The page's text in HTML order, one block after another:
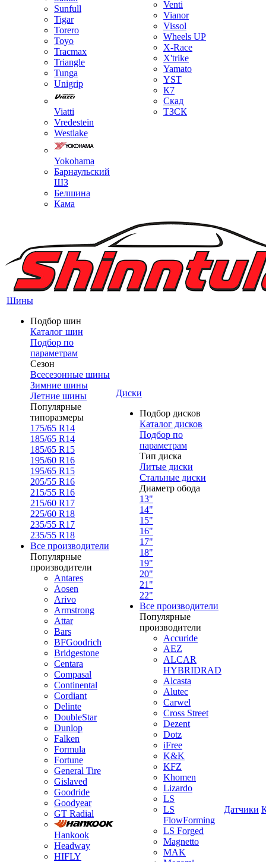
Sunfull
Tigar
Torero
Toyo
Tracmax
Triangle
Tunga
Unigrip
Viatti
Vredestein
Westlake
Yokohama
Барнаульский
ШЗ
Белшина
Кама
Venti
Vianor
Vissol
Wheels UP
X-Race
X'trike
Yamato
YST
К7
Скад
ТЗСК
Шины
Подбор шин
Каталог шин
Подбор по
параметрам
Сезон
Всесезонные шины
Зимние шины
Летние шины
Популярные
типоразмеры
175/65 R14
185/65 R14
185/65 R15
195/60 R16
195/65 R15
205/55 R16
215/55 R16
215/60 R17
225/60 R18
235/55 R17
235/55 R18
Все производители
Популярные
производители
Antares
Aosen
Arivo
Armstrong
Attar
Bars
BFGoodrich
Bridgestone
Centara
Compasal
Continental
Cordiant
Delinte
DoubleStar
Dunlop
Falken
Formula
Fortune
General Tire
Gislaved
Goodride
Goodyear
GT Radial
Hankook
Headway
HIFLY
Диски
Подбор дисков
Каталог дисков
Подбор по
параметрам
Тип диска
Литые диски
Стальные диски
Диаметр обода
13"
14"
15"
16"
17"
18"
19"
20"
21"
22"
Все производители
Популярные
производители
Accuride
AEZ
ALCAR
HYBRIDRAD
Alcasta
Alutec
Carwel
Cross Street
Dezent
Dotz
iFree
K&K
KFZ
Khomen
Lizardo
LS
LS
FlowForming
LS Forged
Magnetto
MAK
Датчики